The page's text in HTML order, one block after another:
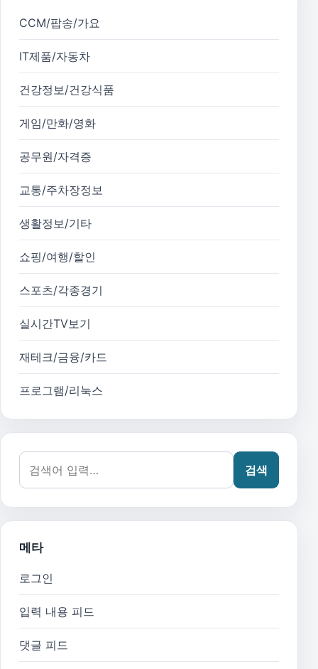
CCM/팝송/가요
IT제품/자동차
건강정보/건강식품
게임/만화/영화
공무원/자격증
교통/주차장정보
생활정보/기타
쇼핑/여행/할인
스포츠/각종경기
실시간TV보기
재테크/금융/카드
프로그램/리눅스
검색어:
검색
메타
로그인
입력 내용 피드
댓글 피드